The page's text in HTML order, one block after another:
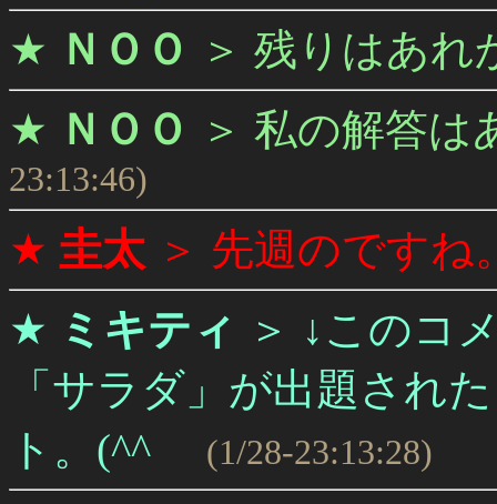
★ ＮＯＯ ＞ 残りはあれ
★ ＮＯＯ ＞ 私の解答は
23:13:46)
★ 圭太 ＞ 先週のですね
★ ミキティ ＞ ↓このコ
「サラダ」が出題され
ト。(^^ゞ
(1/28-23:13:28)